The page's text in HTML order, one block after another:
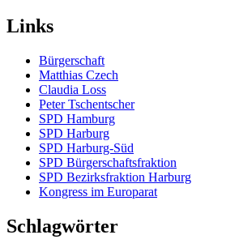
Links
Bürgerschaft
Matthias Czech
Claudia Loss
Peter Tschentscher
SPD Hamburg
SPD Harburg
SPD Harburg-Süd
SPD Bürgerschaftsfraktion
SPD Bezirksfraktion Harburg
Kongress im Europarat
Schlagwörter